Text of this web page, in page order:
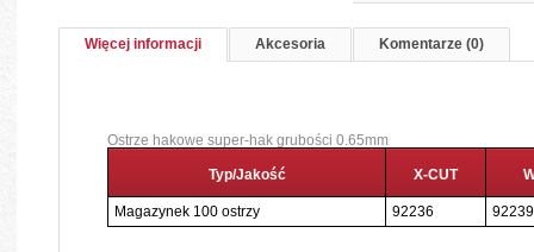
Więcej informacji Akcesoria Komentarze (0)
Ostrze hakowe super-hak grubości 0.65mm
Typ/Jakość X-CUT
Magazynek 100 ostrzy 92236 92239